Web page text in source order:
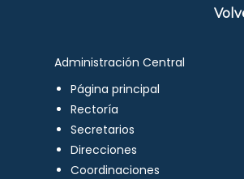
Administración Central
Página principal
Rectoría
Secretarios
Direcciones
Coordinaciones